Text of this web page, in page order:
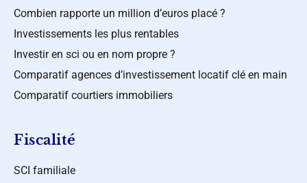
Combien rapporte un million d’euros placé ?
Investissements les plus rentables
Investir en sci ou en nom propre ?
Comparatif agences d’investissement locatif clé en main
Comparatif courtiers immobiliers
Fiscalité
SCI familiale